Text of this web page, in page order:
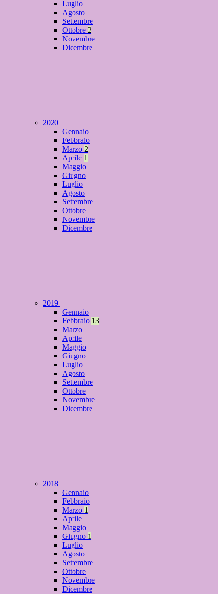
Luglio
Agosto
Settembre
Ottobre 2
Novembre
Dicembre
2020
Gennaio
Febbraio
Marzo 2
Aprile 1
Maggio
Giugno
Luglio
Agosto
Settembre
Ottobre
Novembre
Dicembre
2019
Gennaio
Febbraio 13
Marzo
Aprile
Maggio
Giugno
Luglio
Agosto
Settembre
Ottobre
Novembre
Dicembre
2018
Gennaio
Febbraio
Marzo 1
Aprile
Maggio
Giugno 1
Luglio
Agosto
Settembre
Ottobre
Novembre
Dicembre